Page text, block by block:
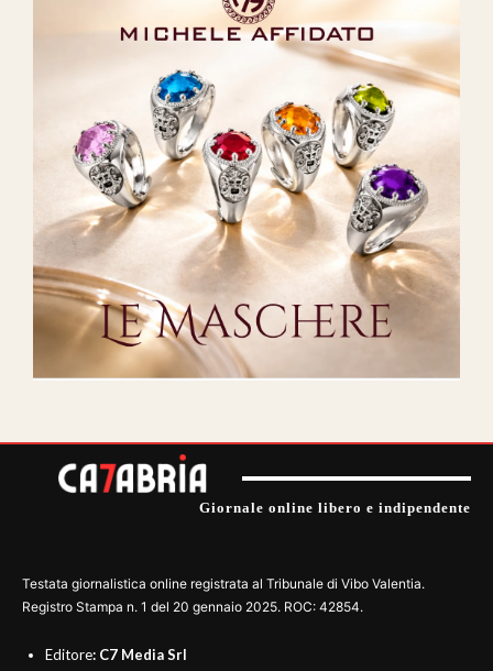
Giornale online libero e indipendente
Testata giornalistica online registrata al Tribunale di Vibo Valentia.
Registro Stampa n. 1 del 20 gennaio 2025. ROC: 42854.
Editore: C7 Media Srl